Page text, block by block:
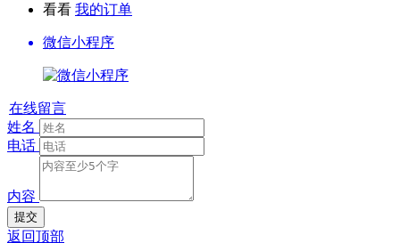
看看 我的订单
微信小程序
在线留言
姓名
电话
内容
提交
返回顶部